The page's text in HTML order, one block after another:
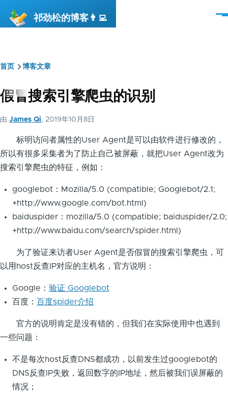
祁劲松的博客👨‍💻
菜
面
包
屑
首页 博客文章
假冒搜索引擎爬虫的识别
由 James Qi, 2019年10月8日
标明访问者属性的User Agent是可以由软件进行修改的，
所以有很多采集者为了防止自己被屏蔽，就把User Agent改为
搜索引擎爬虫的特征，例如：
googlebot：Mozilla/5.0 (compatible; Googlebot/2.1;
+http://www.google.com/bot.html)
baiduspider：mozilla/5.0 (compatible; baiduspider/2.0;
+http://www.baidu.com/search/spider.html)
为了验证来访者User Agent是否假冒的搜索引擎爬虫，可
以用host反查IP对应的主机名，官方说明：
Google： 验证 Googlebot
百度： 百度spider介绍
官方的说明肯定是没有错的，但我们在实际使用中也遇到
一些问题：
不是每次host反查DNS都成功，以前发生过googlebot的
DNS反查IP失败，返回数字的IP地址，然后被我们误屏蔽的
情况；